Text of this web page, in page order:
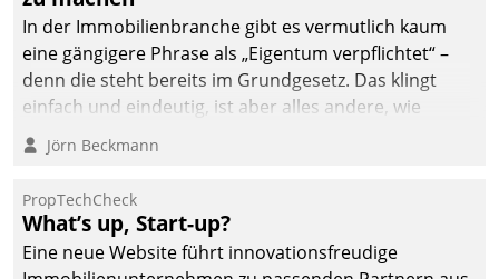
zielgerichtete
Mieterbefragungen – eine
starke Grundlage für
intelligente,
Entscheidungen.
In der Immobilienbranche gibt es vermutlich kaum
eine gängigere Phrase als „Eigentum verpflichtet“ –
denn die steht bereits im Grundgesetz. Das klingt
einfach und eindeutig, ist aber alles andere, wie
Branchenbeschäftigte wissen. Denn mit der
Verantwortung folgen Verpflichtungen.
Jörn Beckmann
PropTechCheck
What’s up, Start-up?
Eine neue Website führt innovationsfreudige